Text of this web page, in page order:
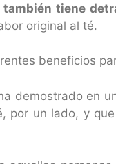
tiene
original al té.
beneficios
demostrado en
por un lado, y